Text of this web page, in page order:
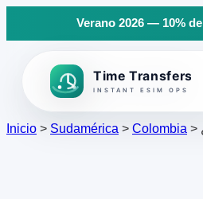
Verano 2026 — 10%
Back to top
Inicio > Sudamérica > Colombia >